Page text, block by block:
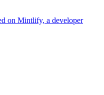
on Mintlify, a developer